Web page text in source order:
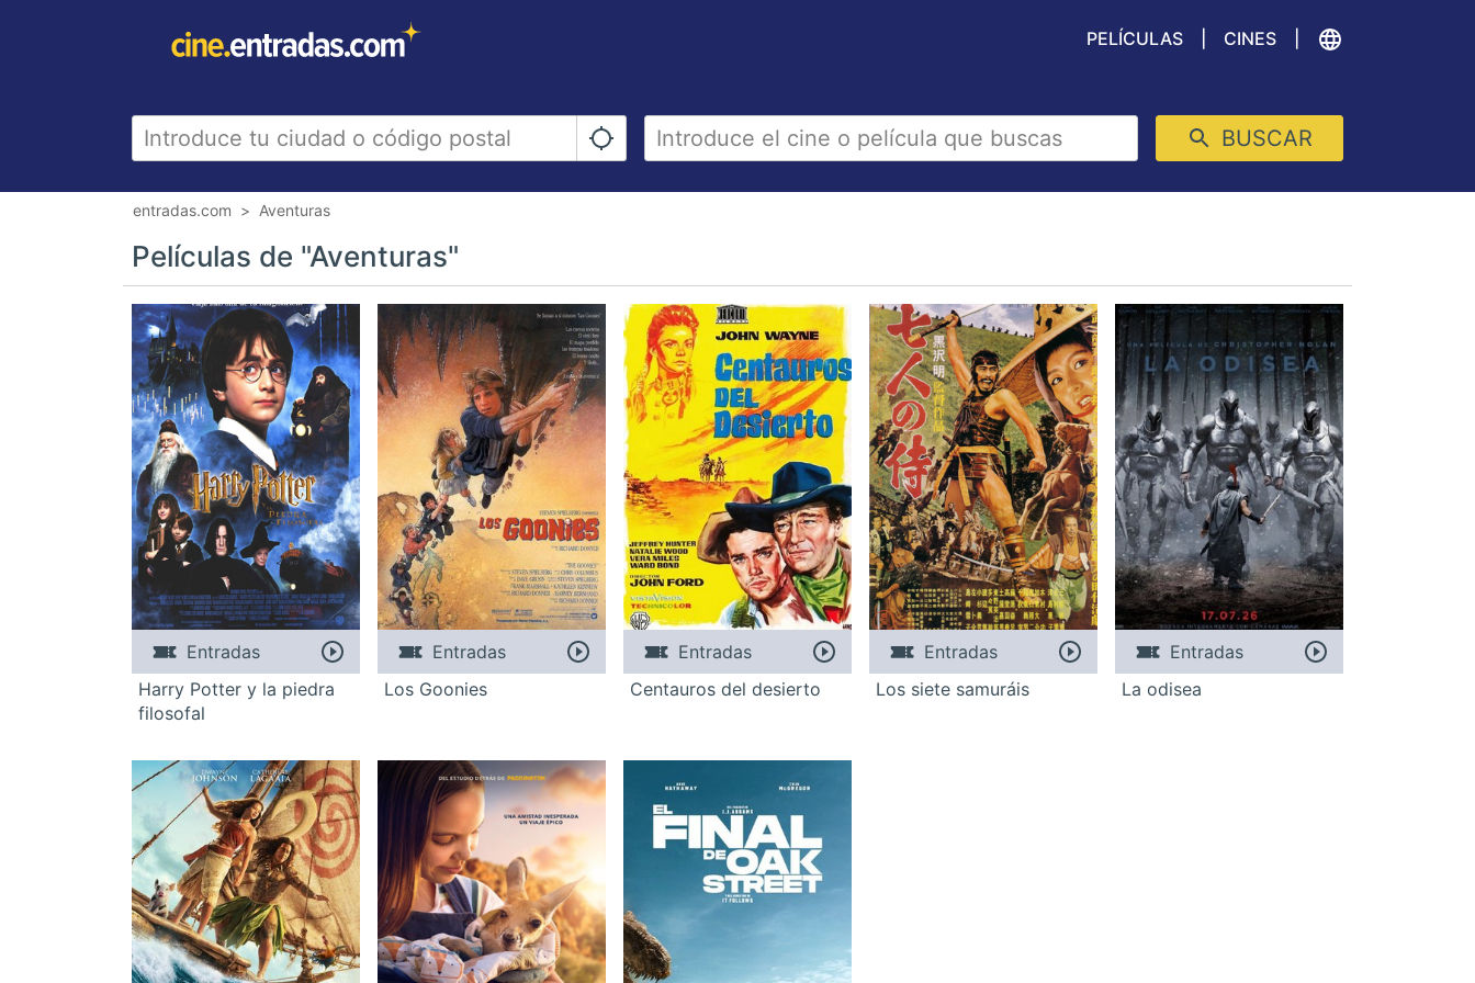
PELÍCULAS CINES
BUSCAR
entradas.com Aventuras
Películas de "Aventuras"
Entradas
Harry Potter y la piedra
filosofal
Entradas
Los Goonies
Entradas
Centauros del desierto
Entradas
Los siete samuráis
Entradas
La odisea